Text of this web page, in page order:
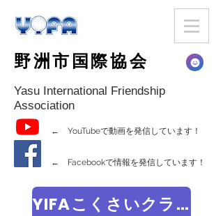
野洲市国際協会
Yasu International Friendship
Association
← YouTubeで動画を発信しています！
← Facebookで情報を発信しています！
YIFAこくさいクラブ